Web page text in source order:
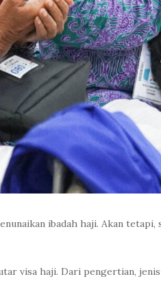
ibadah haji. Akan
visa haji. Dari pengertian,